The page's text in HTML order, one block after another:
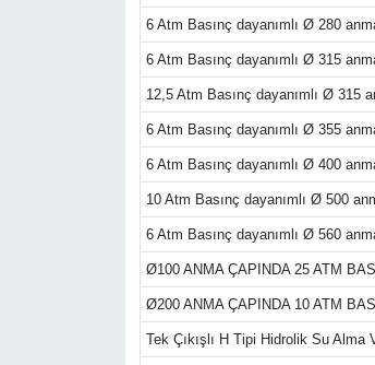
6 Atm Basınç dayanımlı Ø 280
6 Atm Basınç dayanımlı Ø 315
12,5 Atm Basınç dayanımlı Ø 315
6 Atm Basınç dayanımlı Ø 355
6 Atm Basınç dayanımlı Ø 400
10 Atm Basınç dayanımlı Ø 500
6 Atm Basınç dayanımlı Ø 560
Ø100 ANMA ÇAPINDA 25 ATM
Ø200 ANMA ÇAPINDA 10 ATM
Tek Çıkışlı H Tipi Hidrolik Su Alma